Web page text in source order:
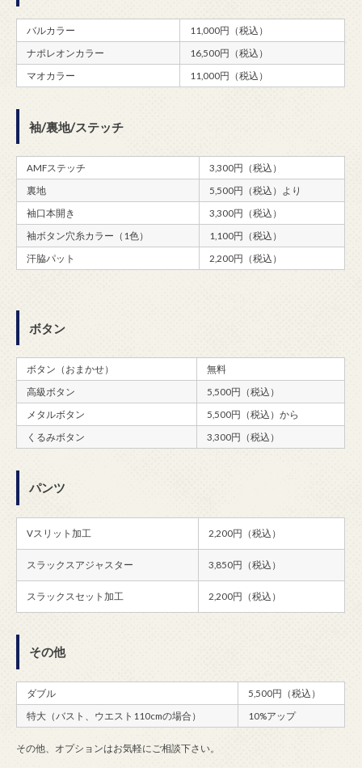
バルカラー 11,000円（税込）
ナポレオンカラー 16,500円（税込）
マオカラー 11,000円（税込）
袖/裏地/ステッチ
AMFステッチ 3,300円（税込）
裏地 5,500円（税込）より
袖口本開き 3,300円（税込）
袖ボタン穴糸カラー（1色） 1,100円（税込）
汗脇パット 2,200円（税込）
ボタン
ボタン（おまかせ） 無料
高級ボタン 5,500円（税込）
メタルボタン 5,500円（税込）から
くるみボタン 3,300円（税込）
パンツ
Vスリット加工 2,200円（税込）
スラックスアジャスター 3,850円（税込）
スラックスセット加工 2,200円（税込）
その他
ダブル 5,500円（税込）
特大（バスト、ウエスト110cmの場合） 10%アップ
その他、オプションはお気軽にご相談下さい。